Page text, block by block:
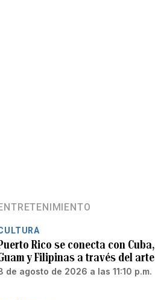
Rico se conecta con Cuba,
y Filipinas a través del arte
de agosto de 2026 a las 11:10 p.m.